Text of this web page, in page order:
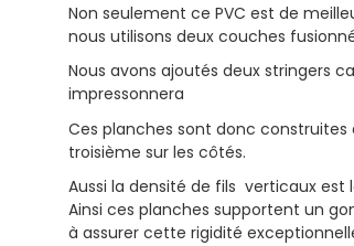
Non seulement ce PVC est de
nous utilisons deux couches
Nous avons ajoutés deux stringers
impressonnera
Ces planches sont donc construites
troisième sur les côtés.
Aussi la densité de fils verticaux est
Ainsi ces planches supportent un
à assurer cette rigidité